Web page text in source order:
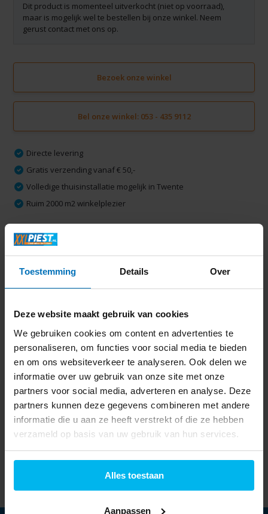
Toestemming Details Over
Deze website maakt gebruik van cookies
We gebruiken cookies om content en advertenties te
personaliseren, om functies voor social media te bieden
en om ons websiteverkeer te analyseren. Ook delen we
informatie over uw gebruik van onze site met onze
partners voor social media, adverteren en analyse. Deze
partners kunnen deze gegevens combineren met andere
informatie die u aan ze heeft verstrekt of die ze hebben
verzameld op basis van uw gebruik van hun services.
Alles toestaan
Aanpassen
Dit product is momenteel uitverkocht (niet op voorraad),
maar is mogelijk wel te bestellen bij onze winkel. Neem
gerust contact met ons op.
Bezoek onze winkel
Bel onze winkel: 053 - 435 9112
Directe levering
Gratis verzending vanaf € 50,-
Volledige thuisinstallatie mogelijk in Twente
Ruim 2000 m2 winkelplezier
Delen
Laatst bekeken